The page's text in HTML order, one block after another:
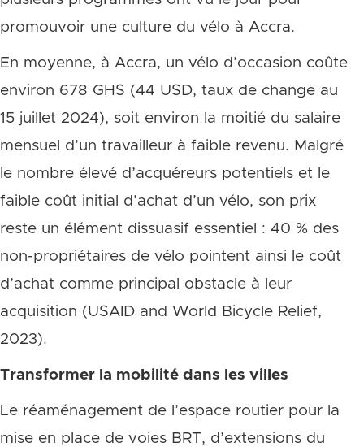
promouvoir une culture du vélo à Accra.
En moyenne, à Accra, un vélo d’occasion coûte
environ 678 GHS (44 USD, taux de change au
15 juillet 2024), soit environ la moitié du salaire
mensuel d’un travailleur à faible revenu. Malgré
le nombre élevé d’acquéreurs potentiels et le
faible coût initial d’achat d’un vélo, son prix
reste un élément dissuasif essentiel : 40 % des
non-propriétaires de vélo pointent ainsi le coût
d’achat comme principal obstacle à leur
acquisition (USAID and World Bicycle Relief,
2023).
Transformer la mobilité dans les villes
Le réaménagement de l’espace routier pour la
mise en place de voies BRT, d’extensions du